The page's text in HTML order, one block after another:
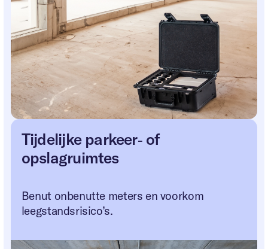
Tijdelijke parkeer‑ of
opslagruimtes
Benut onbenutte meters en voorkom
leegstandsrisico’s.